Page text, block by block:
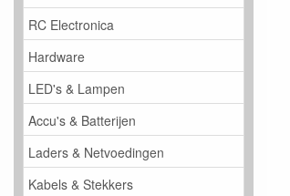
RC Electronica
Hardware
LED's & Lampen
Accu's & Batterijen
Laders & Netvoedingen
Kabels & Stekkers